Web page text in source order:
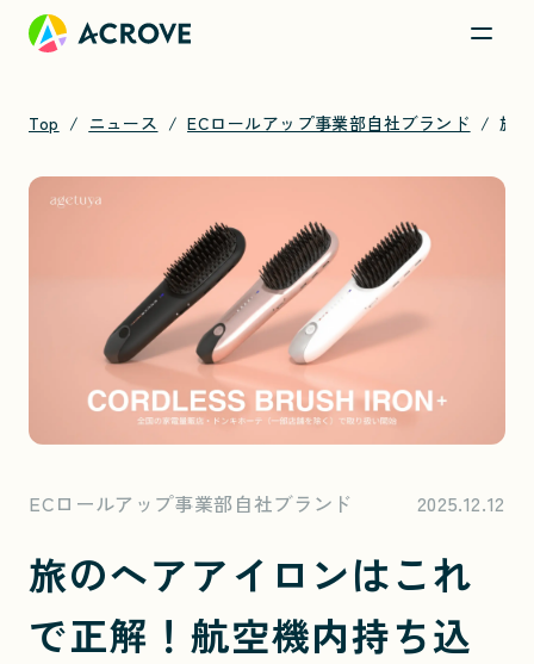
Top ニュース ECロールアップ事業部自社ブランド
ECロールアップ事業部自社ブランド 2025.12.12
旅のヘアアイロンはこれ
で正解！航空機内持ち込